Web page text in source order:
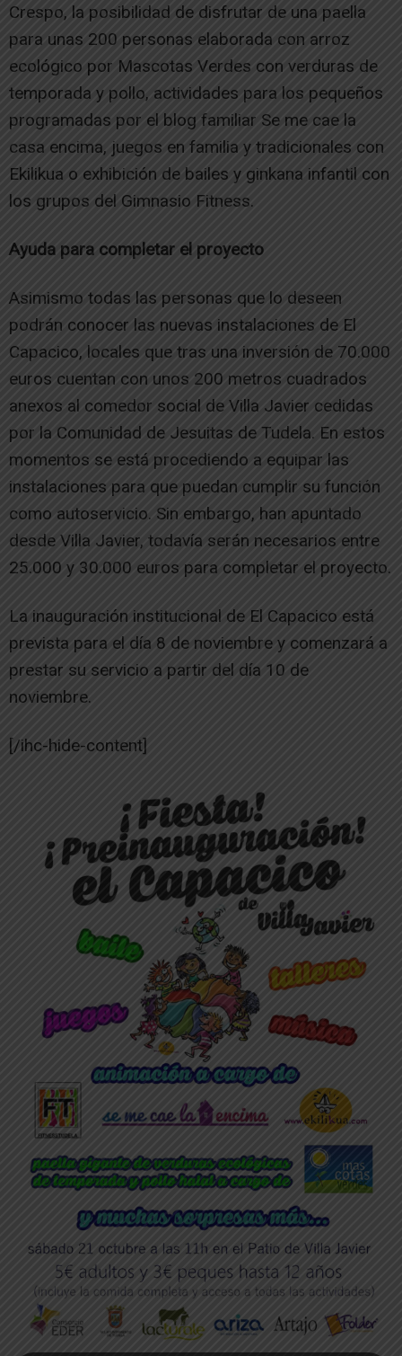
Crespo, la posibilidad de disfrutar de una paella
para unas 200 personas elaborada con arroz
ecológico por Mascotas Verdes con verduras de
temporada y pollo, actividades para los pequeños
programadas por el blog familiar Se me cae la
casa encima, juegos en familia y tradicionales con
Ekilikua o exhibición de bailes y ginkana infantil con
los grupos del Gimnasio Fitness.
Ayuda para completar el proyecto
Asimismo todas las personas que lo deseen
podrán conocer las nuevas instalaciones de El
Capacico, locales que tras una inversión de 70.000
euros cuentan con unos 200 metros cuadrados
anexos al comedor social de Villa Javier cedidas
por la Comunidad de Jesuitas de Tudela. En estos
momentos se está procediendo a equipar las
instalaciones para que puedan cumplir su función
como autoservicio. Sin embargo, han apuntado
desde Villa Javier, todavía serán necesarios entre
25.000 y 30.000 euros para completar el proyecto.
La inauguración institucional de El Capacico está
prevista para el día 8 de noviembre y comenzará a
prestar su servicio a partir del día 10 de
noviembre.
[/ihc-hide-content]